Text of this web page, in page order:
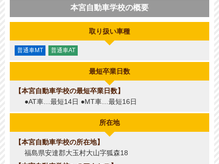
本宮自動車学校の概要
取り扱い車種
普通車MT 普通車AT
最短卒業日数
本宮自動車学校の最短卒業日数
●AT車…最短14日 ●MT車…最短16日
所在地
本宮自動車学校の所在地
福島県安達郡大玉村大山字狐森18